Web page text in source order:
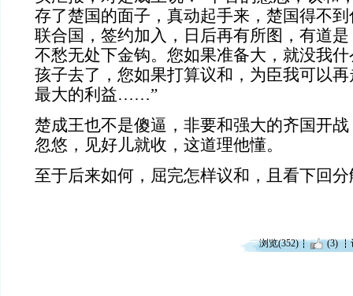
存了楚国的面子，真动起手来，楚国得不
联合国，签约加入，日后再有所图，有道
不愁无处下金钩。您如果准备大，就没我
孩子去了，您如果打算议和，为臣我可以
最大的利益……”
楚成王也不是傻逼，非要和强大的齐国开
忽悠，见好儿就收，这道理他懂。
至于后来如何，屈完怎样议和，且看下回分
浏览(352) (3)